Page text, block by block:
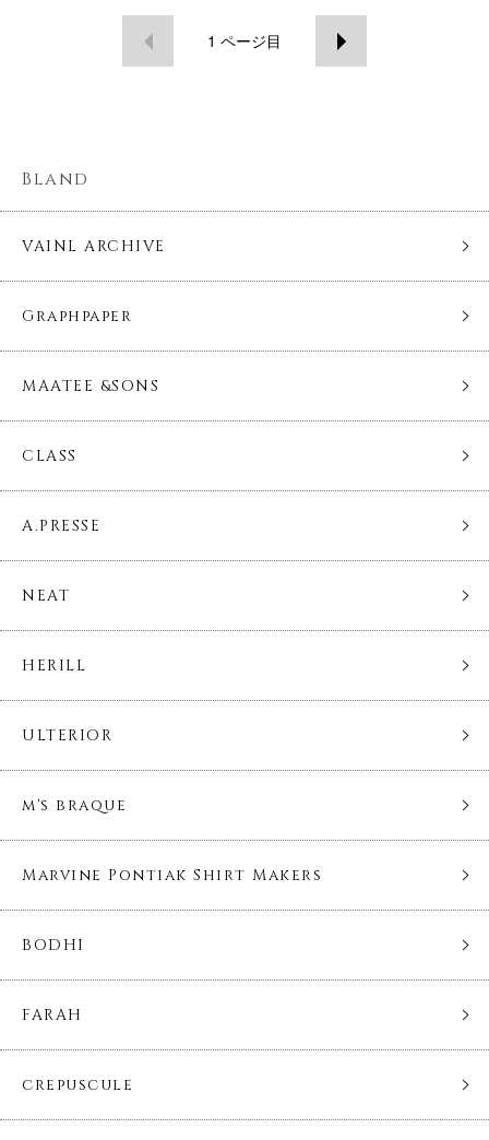
1 ページ目
Bland
VAINL ARCHIVE
Graphpaper
MAATEE &SONS
CLASS
A.PRESSE
NEAT
HERILL
ULTERIOR
m's braque
Marvine Pontiak Shirt Makers
BODHI
FARAH
crepuscule